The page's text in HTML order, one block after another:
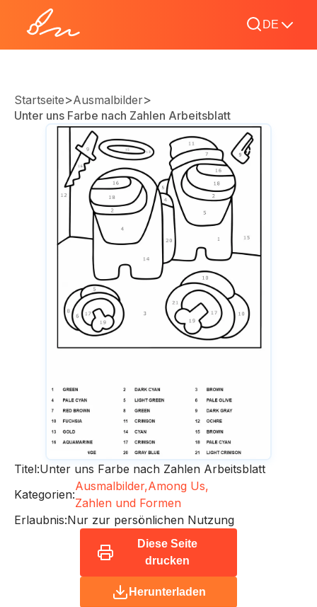
DE
Startseite>Ausmalbilder>
Unter uns Farbe nach Zahlen Arbeitsblatt
Titel:Unter uns Farbe nach Zahlen Arbeitsblatt
Kategorien:
Ausmalbilder,Among Us,
Zahlen und Formen
Erlaubnis:Nur zur persönlichen Nutzung
Diese Seite
drucken
Herunterladen